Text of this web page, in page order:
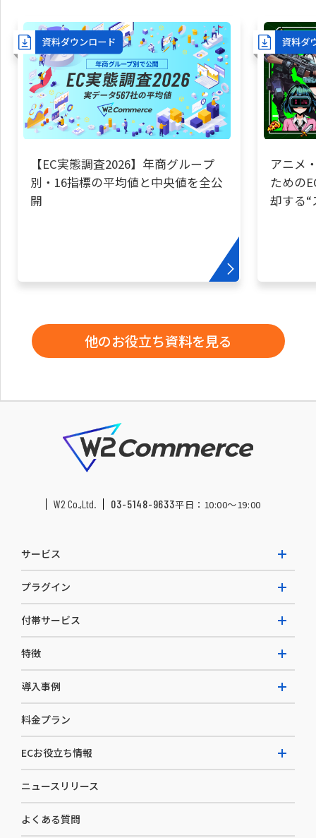
【EC実態調査2026】年商グループ
別・16指標の平均値と中央値を全公
開
アニメ
ための
却する
他のお役立ち資料を見る
W2 Co.,Ltd. 03-5148-9633平日：10:00〜19:00
サービス
W2 Commerce Repeat
W2 Commerce BtoB
W2 Commerce Asia
プラグイン
AI buddy
付帯サービス
EC運用構築支援・運用支援
カスタマーサクセス
セキュリティ
デザイン制作
コンサルティング
特徴
選ばれる理由
開発体制
導入事例
導入企業一覧
料金プラン
ECお役立ち情報
お役立ち資料
ニュースリリース
よくある質問